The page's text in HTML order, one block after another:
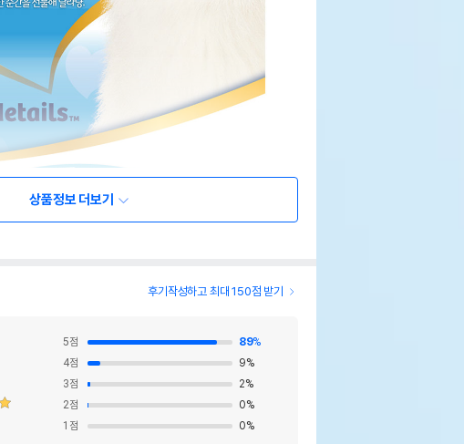
상품정보 더보기
후기작성하고 최대 150점 받기
5점 89%
4점 9%
3점 2%
2점 0%
1 점 0%